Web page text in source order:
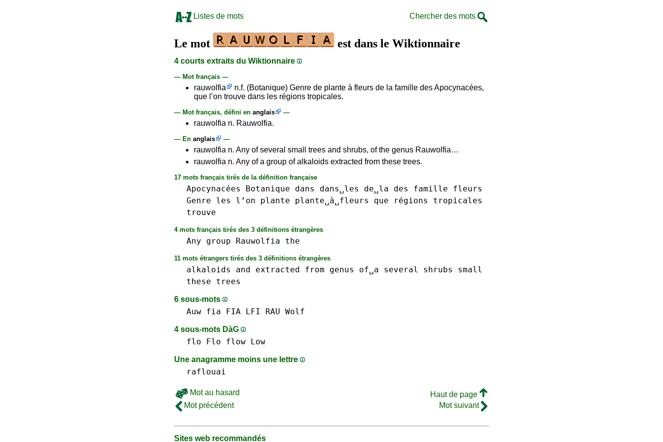
Listes de mots Chercher des mots
Le mot est dans le Wiktionnaire
4 courts extraits du Wiktionnaire
— Mot français —
rauwolfia
n.f. (Botanique) Genre de plante à fleurs de la famille des Apocynacées,
que l’on trouve dans les régions tropicales.
— Mot français, défini en anglais —
rauwolfia n. Rauwolfia.
— En anglais —
rauwolfia n. Any of several small trees and shrubs, of the genus Rauwolfia…
rauwolfia n. Any of a group of alkaloids extracted from these trees.
17 mots français tirés de la définition française
Apocynacées Botanique dans dans␣les de␣la des famille
fleurs
Genre
les l’on plante plante␣à␣fleurs que régions
tropicales
trouve
4 mots français tirés des 3 définitions étrangères
Any group Rauwolfia the
11 mots étrangers tirés des 3 définitions étrangères
alkaloids and extracted from genus of␣a several shrubs
small
these
trees
6 sous-mots
Auw fia FIA LFI RAU Wolf
4 sous-mots DàG
flo Flo flow Low
Une anagramme moins une lettre
raflouai
Mot au hasard
Haut de page
Mot précédent
Mot suivant
Sites web recommandés